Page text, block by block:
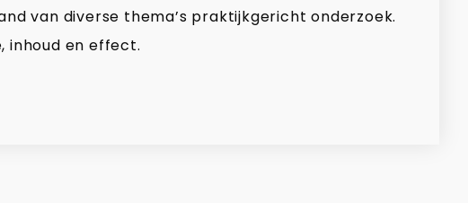
van diverse thema’s praktijkgericht onderzoek.
inhoud en effect.